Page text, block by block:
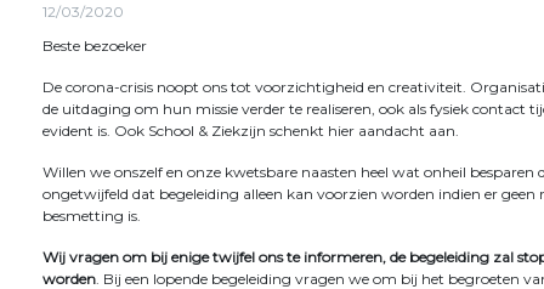
12/03/2020
Beste bezoeker
De corona-crisis noopt ons tot voorzichtigheid en creativiteit.
de uitdaging om hun missie verder te realiseren, ook als fysiek contact
evident is. Ook School & Ziekzijn schenkt hier aandacht aan.
Willen we onszelf en onze kwetsbare naasten heel wat onheil besparen
ongetwijfeld dat begeleiding alleen kan voorzien worden indien er geen
besmetting is.
Wij vragen om bij enige twijfel ons te informeren, de begeleiding zal
worden . Bij een lopende begeleiding vragen we om bij het begroeten